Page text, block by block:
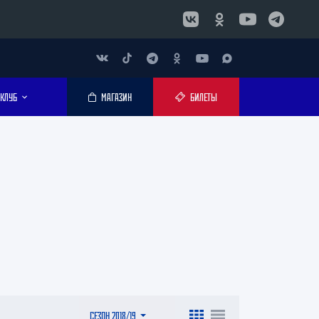
КЛУБ МАГАЗИН БИЛЕТЫ
СЕЗОН 2018/19